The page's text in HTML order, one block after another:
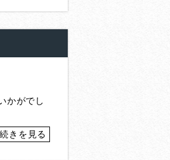
かがでし
続きを見る